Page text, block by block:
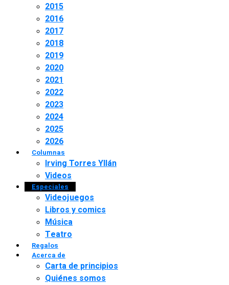
2015
2016
2017
2018
2019
2020
2021
2022
2023
2024
2025
2026
Columnas
Irving Torres Yllán
Videos
Especiales
Videojuegos
Libros y comics
Música
Teatro
Regalos
Acerca de
Carta de principios
Quiénes somos